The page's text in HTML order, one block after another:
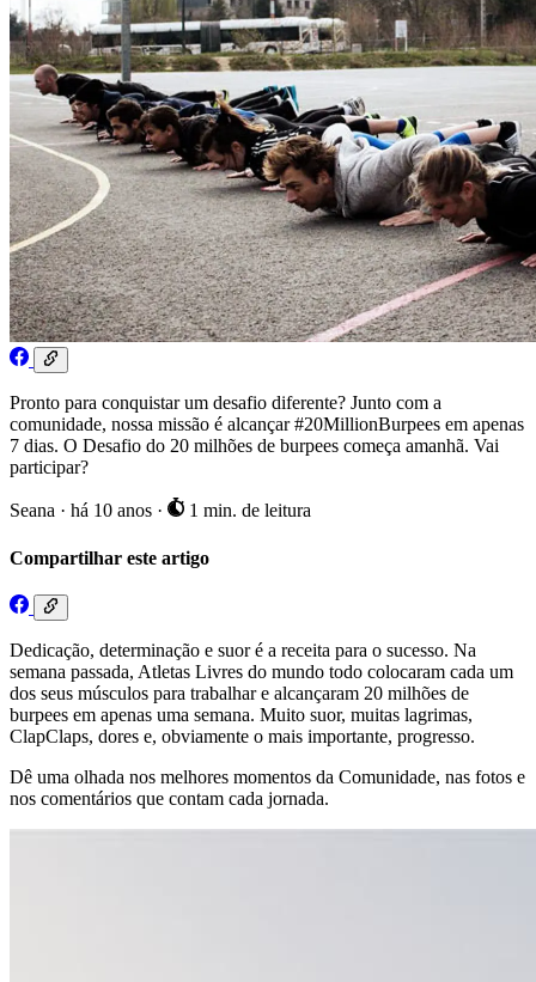
Pronto para conquistar um desafio diferente? Junto com a
comunidade, nossa missão é alcançar #20MillionBurpees em apenas
7 dias. O Desafio do 20 milhões de burpees começa amanhã. Vai
participar?
Seana · há 10 anos · 1 min. de leitura
Compartilhar este artigo
Dedicação, determinação e suor é a receita para o sucesso. Na
semana passada, Atletas Livres do mundo todo colocaram cada um
dos seus músculos para trabalhar e alcançaram 20 milhões de
burpees em apenas uma semana. Muito suor, muitas lagrimas,
ClapClaps, dores e, obviamente o mais importante, progresso.
Dê uma olhada nos melhores momentos da Comunidade, nas fotos e
nos comentários que contam cada jornada.